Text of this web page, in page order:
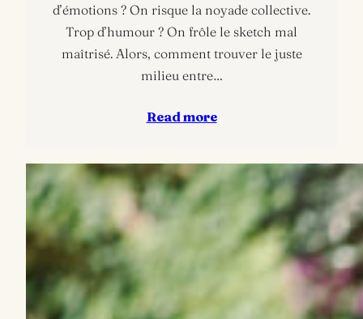
d’émotions ? On risque la noyade collective.
Trop d’humour ? On frôle le sketch mal
maîtrisé. Alors, comment trouver le juste
milieu entre…
Read more